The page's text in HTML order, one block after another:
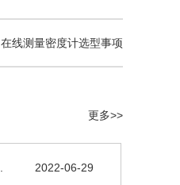
在线测量密度计选型事项
更多>>
2022-06-29